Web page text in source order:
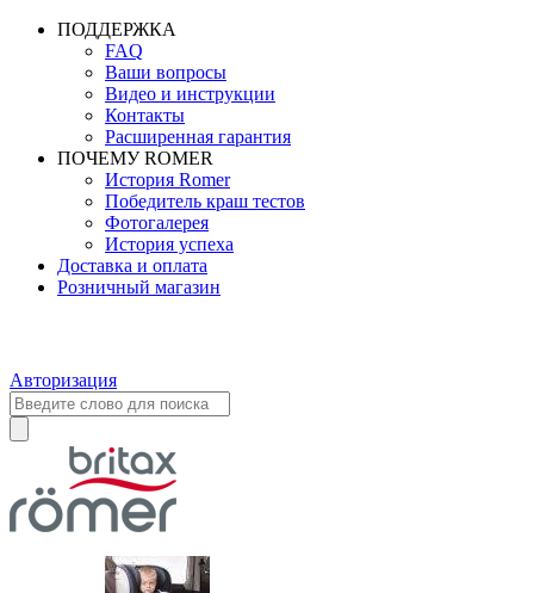
ПОДДЕРЖКА
FAQ
Ваши вопросы
Видео и инструкции
Контакты
Расширенная гарантия
ПОЧЕМУ ROMER
История Romer
Победитель краш тестов
Фотогалерея
История успеха
Доставка и оплата
Розничный магазин
Авторизация